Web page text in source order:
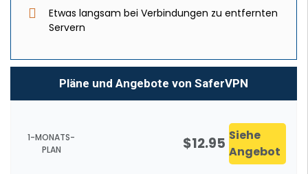
Etwas langsam bei Verbindungen zu entfernten
Servern
Pläne und Angebote von SaferVPN
1-MONATS-
PLAN
$12.95 Siehe
Angebot